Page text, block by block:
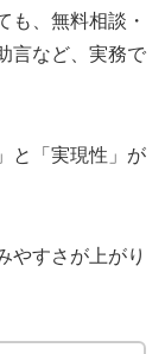
も、無料相談・
言など、実務で
と「実現性」が
やすさが上がり